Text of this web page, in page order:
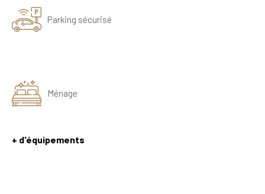
Parking sécurisé
Ménage
+ d'équipements